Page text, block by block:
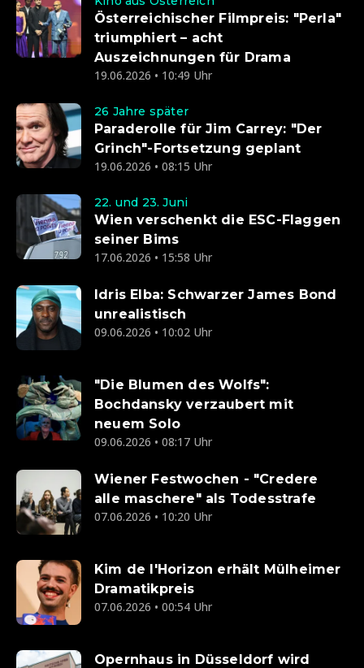
Österreichischer Filmpreis: "Perla"
triumphiert – acht
Auszeichnungen für Drama
19.06.2026 • 10:49 Uhr
26 Jahre später
Paraderolle für Jim Carrey: "Der
Grinch"-Fortsetzung geplant
19.06.2026 • 08:15 Uhr
22. und 23. Juni
Wien verschenkt die ESC-Flaggen
seiner Bims
17.06.2026 • 15:58 Uhr
Idris Elba: Schwarzer James Bond
unrealistisch
09.06.2026 • 10:02 Uhr
"Die Blumen des Wolfs":
Bochdansky verzaubert mit
neuem Solo
09.06.2026 • 08:17 Uhr
Wiener Festwochen - "Credere
alle maschere" als Todesstrafe
07.06.2026 • 10:20 Uhr
Kim de l'Horizon erhält Mülheimer
Dramatikpreis
07.06.2026 • 00:54 Uhr
Opernhaus in Düsseldorf wird